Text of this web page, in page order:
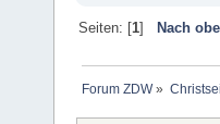
Seiten: [1] Nach
Forum ZDW»